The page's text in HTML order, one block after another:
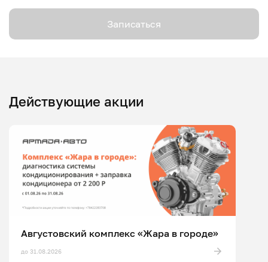
Записаться
Действующие акции
Августовский комплекс «Жара в городе»
до 31.08.2026